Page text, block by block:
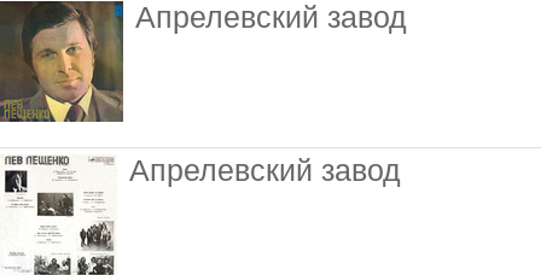
Апрелевский завод
Апрелевский завод